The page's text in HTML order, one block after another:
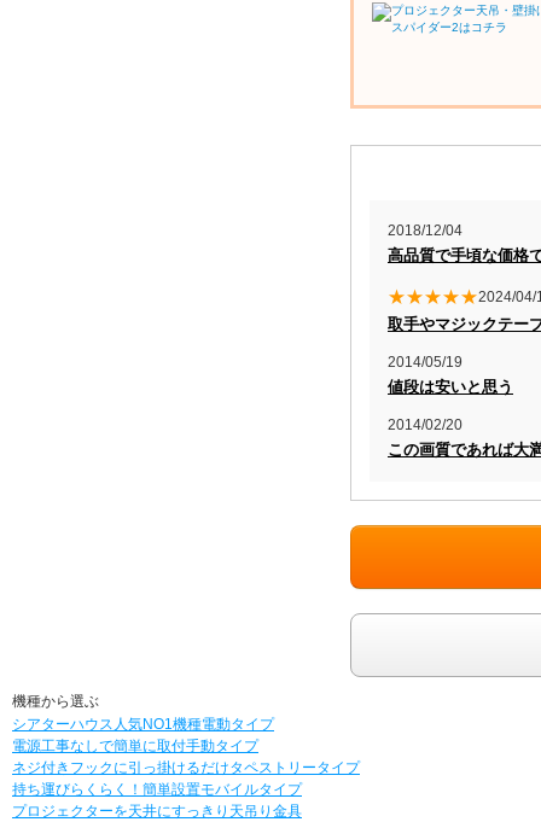
2018/12/04
高品質で手頃な価格
★★★★★2024/04/
取手やマジックテー
2014/05/19
値段は安いと思う
2014/02/20
この画質であれば大
機種から選ぶ
シアターハウス人気NO1機種電動タイプ
電源工事なしで簡単に取付手動タイプ
ネジ付きフックに引っ掛けるだけタペストリータイプ
持ち運びらくらく！簡単設置モバイルタイプ
プロジェクターを天井にすっきり 天吊り金具